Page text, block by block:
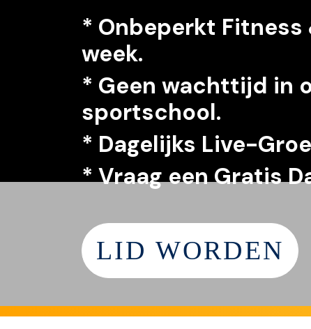
* Onbeperkt Fitness
week.
* Geen wachttijd in
sportschool.
* Dagelijks Live-
*Vraag een Gratis
LID WORDEN